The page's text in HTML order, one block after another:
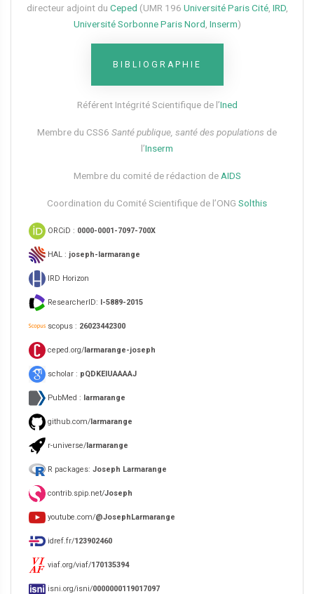
directeur adjoint du Ceped (UMR 196 Université Paris Cité, IRD,
Université Sorbonne Paris Nord Inserm)
BIBLIOGRAPHIE
Référent Intégrité Scientifique de l’Ined
Membre du CSS6​ Santé publique, santé des populations de
l’Inserm
Membre du comité de rédaction de AIDS
Coordination du Comité Scientifique de l’ONG Solthis
ORCiD : 0000-0001-7097-700X
HAL : joseph-larmarange
IRD Horizon
ResearcherID: I-5889-2015
scopus : 26023442300
ceped.org/larmarange-joseph
scholar : pQDKEIUAAAAJ
PubMed : larmarange
github.com/larmarange
r-universe/larmarange
R packages: Joseph Larmarange
contrib.spip.net/Joseph
youtube.com/@JosephLarmarange
idref.fr/123902460
viaf.org/viaf/170135394
isni.org/isni/0000000119017097